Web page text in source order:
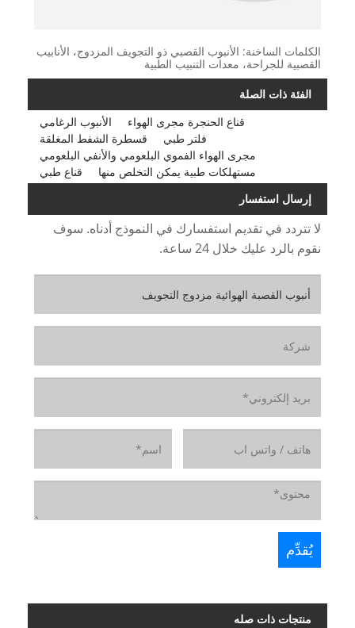
الكلمات الساخنة: الأنبوب القصبي ذو التجويف المزدوج، الأنابيب
القصبية للجراحة، معدات التنبيب الطبية
الفئة ذات الصلة
الأنبوب الرغامي
قناع الحنجرة مجرى الهواء
قسطرة الشفط المغلقة
فلتر طبي
مجرى الهواء الفموي البلعومي والأنفي البلعومي
قناع طبي
مستهلكات طبية يمكن التخلص منها
إرسال استفسار
لا تتردد في تقديم استفسارك في النموذج أدناه. سوف
نقوم بالرد عليك خلال 24 ساعة.
منتجات ذات صله